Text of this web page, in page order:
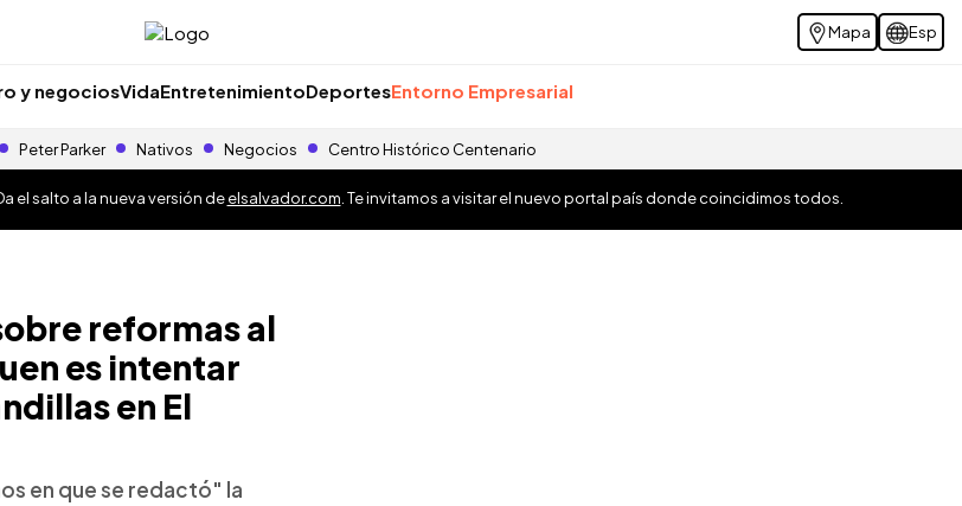
Mapa Esp
y negociosVidaEntretenimientoDeportesEntorno Empresarial
Peter Parker Nativos Negocios Centro Histórico Centenario
el salto a la nueva versión deelsalvador.com . Te invitamos a visitar el nuevo portal país donde coincidimos todos.
reformas al
es intentar
en El
en que se redactó" la